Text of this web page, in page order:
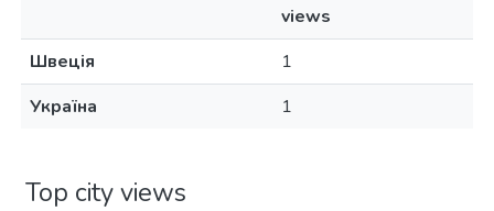
views
Швеція
1
Україна
1
Top city views